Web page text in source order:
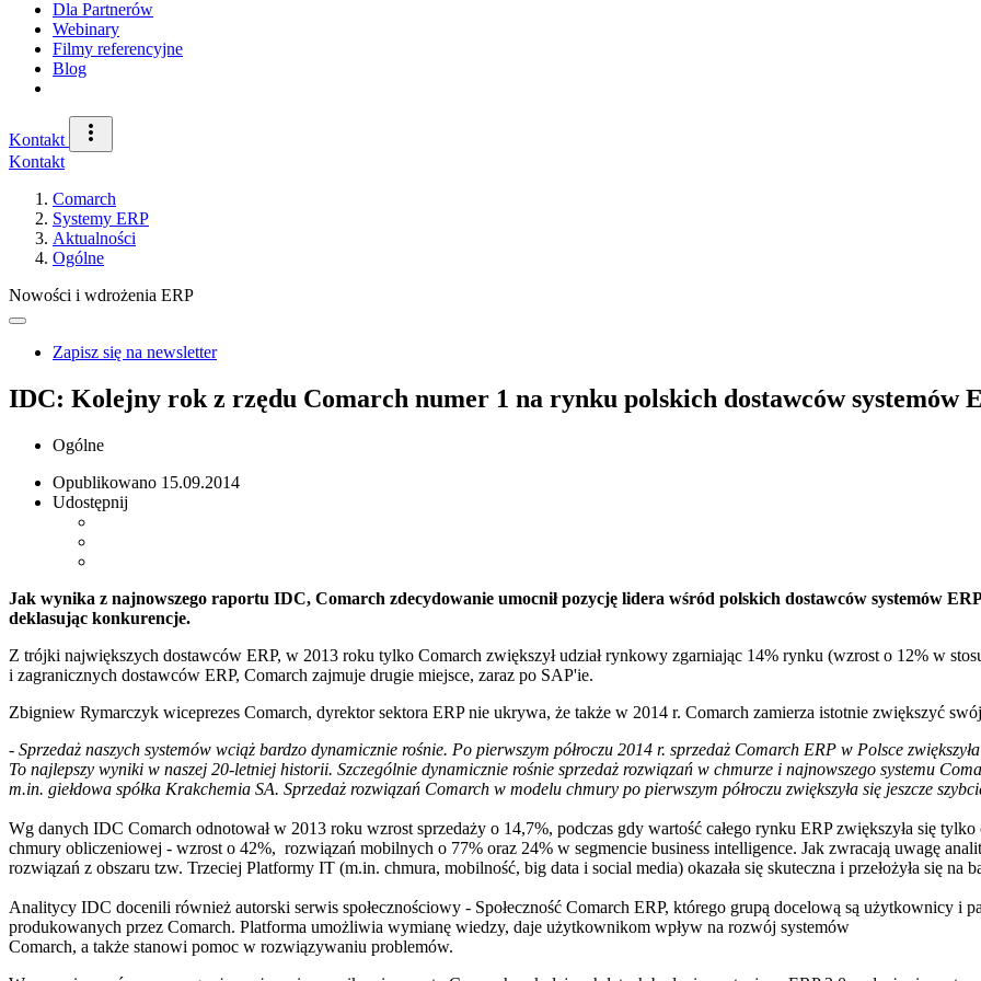
Dla Partnerów
Webinary
Filmy referencyjne
Blog
Kontakt
Kontakt
Comarch
Systemy ERP
Aktualności
Ogólne
Nowości i wdrożenia ERP
Zapisz się na newsletter
IDC: Kolejny rok z rzędu Comarch numer 1 na rynku polskich dostawców systemów
Ogólne
Opublikowano 15.09.2014
Udostępnij
Jak wynika z najnowszego raportu IDC, Comarch zdecydowanie umocnił pozycję lidera wśród polskich dostawców systemów
deklasując konkurencje.
Z trójki największych dostawców ERP, w 2013 roku tylko Comarch zwiększył udział rynkowy zgarniając 14% rynku (wzrost o 12% w
i zagranicznych dostawców ERP, Comarch zajmuje drugie miejsce, zaraz po SAP'ie.
Zbigniew Rymarczyk wiceprezes Comarch, dyrektor sektora ERP nie ukrywa, że także w 2014 r. Comarch zamierza istotnie zwiększyć
- Sprzedaż naszych systemów wciąż bardzo dynamicznie rośnie. Po pierwszym półroczu 2014 r. sprzedaż Comarch ERP w Polsce
To najlepszy wyniki w naszej 20-letniej historii. Szczególnie dynamicznie rośnie sprzedaż rozwiązań w chmurze i najnowszego systemu
m.in. giełdowa spółka Krakchemia SA. Sprzedaż rozwiązań Comarch w modelu chmury po pierwszym półroczu zwiększyła się jeszcze
Wg danych IDC Comarch odnotował w 2013 roku wzrost sprzedaży o 14,7%, podczas gdy wartość całego rynku ERP zwiększyła się
chmury obliczeniowej - wzrost o 42%, rozwiązań mobilnych o 77% oraz 24% w segmencie business intelligence. Jak zwracają uwagę
rozwiązań z obszaru tzw. Trzeciej Platformy IT (m.in. chmura, mobilność, big data i social media) okazała się skuteczna i przełożyła się na
Analitycy IDC docenili również autorski serwis społecznościowy - Społeczność Comarch ERP, którego grupą docelową są użytkownicy i
produkowanych przez Comarch. Platforma umożliwia wymianę wiedzy, daje użytkownikom wpływ na rozwój systemów
Comarch, a także stanowi pomoc w rozwiązywaniu problemów.